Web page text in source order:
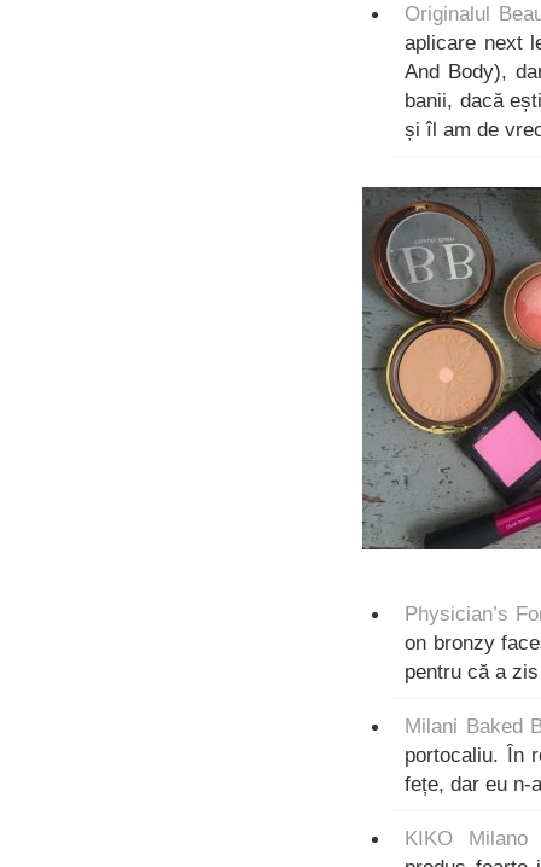
Originalul
aplicare next
And Body),
banii, dacă
și îl am de
Physician’s
on bronzy
pentru că a
Milani Baked
portocaliu. În
fețe, dar eu n-
KIKO Milano